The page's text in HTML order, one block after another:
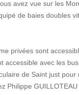
avez vue sur les
de baies doubles
privées sont
accessible avec les
de Saint just pour
Philippe GUILLOTEAU